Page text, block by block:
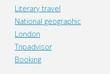
Literary travel
National geographic
London
Tripadvisor
Booking